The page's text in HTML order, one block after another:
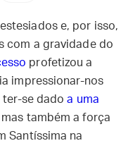
e, por isso,
com a gravidade do
profetizou a
impressionar-nos
ter-se dadoa uma
também a força
Santíssima na